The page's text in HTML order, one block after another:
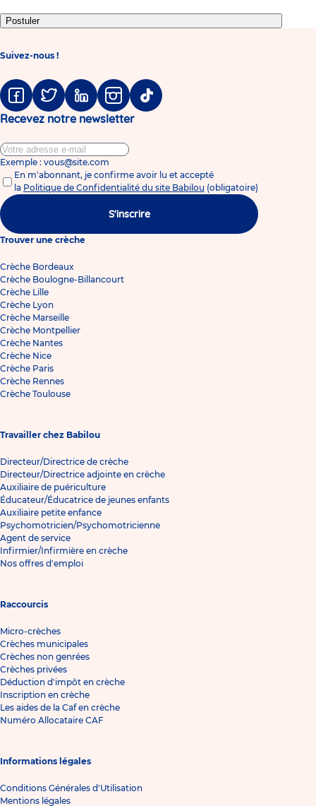
Postuler
Suivez-nous !
FacebookTwitter LinkedinInstagramTiktok
Recevez notre newsletter
Exemple : vous@site.com
En m'abonnant, je confirme avoir lu et accepté
la Politique de Confidentialité du site Babilou (obligatoire)
S'inscrire
Trouver une crèche
Crèche Bordeaux
Crèche Boulogne-Billancourt
Crèche Lille
Crèche Lyon
Crèche Marseille
Crèche Montpellier
Crèche Nantes
Crèche Nice
Crèche Paris
Crèche Rennes
Crèche Toulouse
Travailler chez Babilou
Directeur/Directrice de crèche
Directeur/Directrice adjointe en crèche
Auxiliaire de puériculture
Éducateur/Éducatrice de jeunes enfants
Auxiliaire petite enfance
Psychomotricien/Psychomotricienne
Agent de service
Infirmier/Infirmière en crèche
Nos offres d'emploi
Raccourcis
Micro-crèches
Crèches municipales
Crèches non genrées
Crèches privées
Déduction d'impôt en crèche
Inscription en crèche
Les aides de la Caf en crèche
Numéro Allocataire CAF
Informations légales
Conditions Générales d'Utilisation
Mentions légales